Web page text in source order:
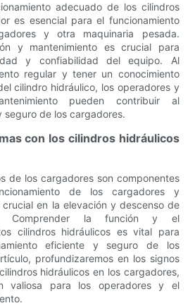
adecuado de los cilindros
es esencial para el funcionamiento
y otra maquinaria pesada.
y mantenimiento es crucial para
y confiabilidad del equipo. Al
regular y tener un conocimiento
cilindro hidráulico, los operadores y
pueden contribuir al
seguro de los cargadores.
con los cilindros hidráulicos
de los cargadores son componentes
de los cargadores y
en la elevación y descenso de
Comprender la función y el
cilindros hidráulicos es vital para
eficiente y seguro de los
profundizaremos en los signos
hidráulicos en los cargadores,
valiosa para los operadores y el